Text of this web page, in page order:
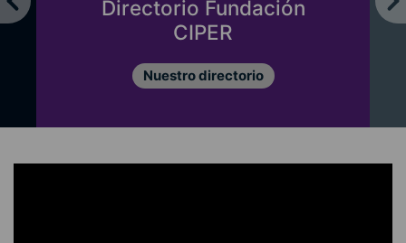
Directorio Fundación
CIPER
Nuestro directorio